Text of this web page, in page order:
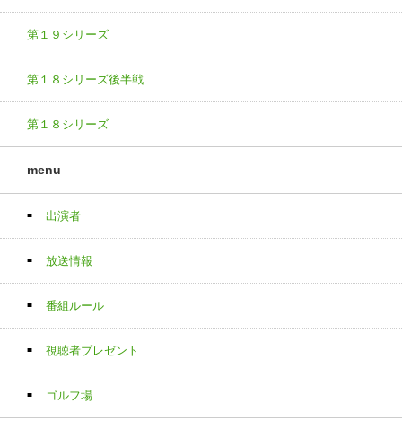
第１９シリーズ
第１８シリーズ後半戦
第１８シリーズ
menu
出演者
放送情報
番組ルール
視聴者プレゼント
ゴルフ場